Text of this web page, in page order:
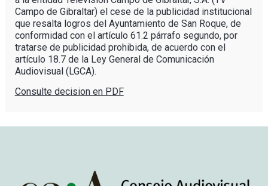
Campo de Gibraltar) el cese de la publicidad institucional
que resalta logros del Ayuntamiento de San Roque, de
conformidad con el artículo 61.2 párrafo segundo, por
tratarse de publicidad prohibida, de acuerdo con el
artículo 18.7 de la Ley General de Comunicación
Audiovisual (LGCA).
Consulte decision en PDF